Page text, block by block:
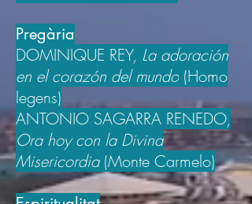
Pregària
DOMINIQUE REY, La adoración
en el corazón del mundo (Homo
legens)
ANTONIO SAGARRA RENEDO,
Ora hoy con la Divina
Misericordia (Monte Carmelo)